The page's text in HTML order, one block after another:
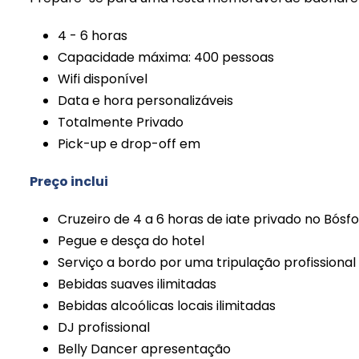
4 - 6 horas
Capacidade máxima: 400 pessoas
Wifi disponível
Data e hora personalizáveis
Totalmente Privado
Pick-up e drop-off em
Preço inclui
Cruzeiro de 4 a 6 horas de iate privado no
Pegue e desça do hotel
Serviço a bordo por uma tripulação profissional
Bebidas suaves ilimitadas
Bebidas alcoólicas locais ilimitadas
DJ profissional
Belly Dancer apresentação